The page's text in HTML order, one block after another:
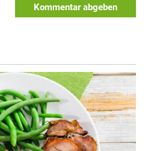
Kommentar abgeben